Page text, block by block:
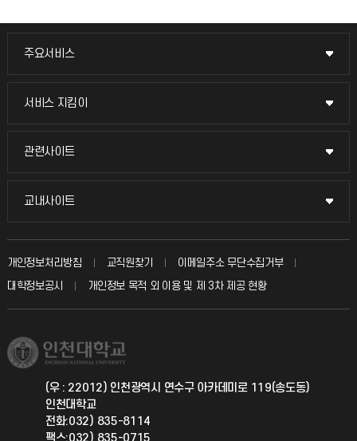
주요서비스
주요서비스
교무회의방송
입학안내
취업정보(학생)
서비스 지킴이
서비스 지킴이
묻고 답하기
칭찬마당
학생서비스 지킴이
관련사이트
관련사이트
국방헬프콜
총동문회
교내사이트
교내사이트
교수회
교육혁신본부
국제지원과
공자아카데미
개인정보처리방침 교직원찾기
이메일주소 무단수집거부
대학정보공시
개인정보 목적 외 이용 및 제 3차 제공 현황
(우 : 22012) 인천광역시 연수구 아카데미로 119(송도동)
인천대학교
전화:032) 835-8114